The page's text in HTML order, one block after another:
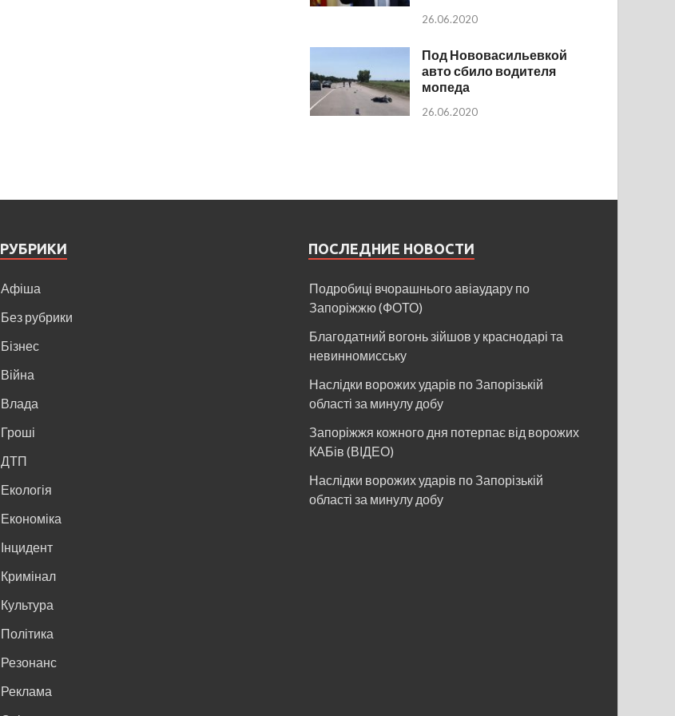
26.06.2020
Под Нововасильевкой
авто сбило водителя
мопеда
26.06.2020
РУБРИКИ
Афіша
Без рубрики
Бізнес
Війна
Влада
Гроші
ДТП
Екологія
Економіка
Інцидент
Кримінал
Культура
Політика
Резонанс
Реклама
ПОСЛЕДНИЕ НОВОСТИ
Подробиці вчорашнього авіаудару по
Запоріжжю (ФОТО)
Благодатний вогонь зійшов у краснодарі та
невинномисську
Наслідки ворожих ударів по Запорізькій
області за минулу добу
Запоріжжя кожного дня потерпає від ворожих
КАБів (ВІДЕО)
Наслідки ворожих ударів по Запорізькій
області за минулу добу